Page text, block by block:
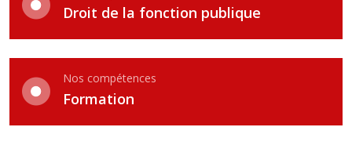
Droit de la fonction publique
Nos compétences
Formation